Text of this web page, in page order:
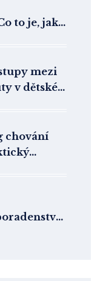
to je, jak
mezi
v dětské
chování